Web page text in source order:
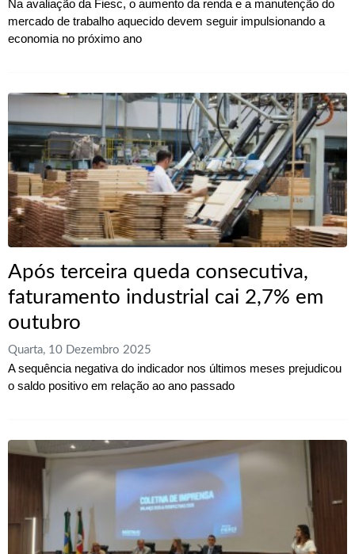
Na avaliação da Fiesc, o aumento da renda e a manutenção do
mercado de trabalho aquecido devem seguir impulsionando a
economia no próximo ano
Após terceira queda consecutiva,
faturamento industrial cai 2,7% em
outubro
Quarta, 10 Dezembro 2025
A sequência negativa do indicador nos últimos meses prejudicou
o saldo positivo em relação ao ano passado